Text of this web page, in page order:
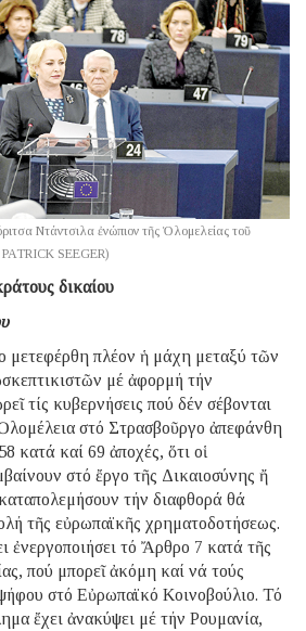
Ντάντσιλα ἐνώπιον τῆς Ὁλομελείας τοῦ
SEEGER)
δικαίου
πλέον ἡ μάχη μεταξύ τῶν
μέ ἀφορμή τήν
τίς κυβερνήσεις πού δέν σέβονται
στό Στρασβοῦργο ἀπεφάνθη
κατά καί 69 ἀποχές, ὅτι οἱ
στό ἔργο τῆς Δικαιοσύνης ἤ
τήν διαφθορά θά
τῆς εὐρωπαϊκῆς χρηματοδοτήσεως.
ἐνεργοποιήσει τό Ἄρθρο 7 κατά τῆς
πού μπορεῖ ἀκόμη καί νά τούς
στό Εὐρωπαϊκό Κοινοβούλιο. Τό
ἔχει ἀνακύψει μέ τήν Ρουμανία,